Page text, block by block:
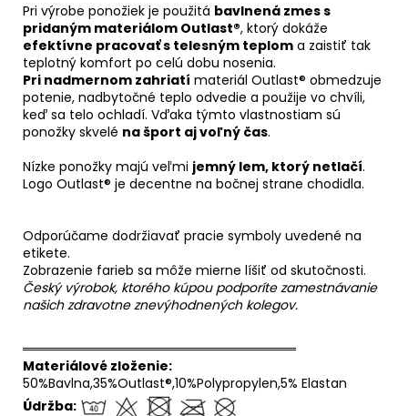
Pri výrobe ponožiek je použitá bavlnená zmes s
pridaným materiálom Outlast®, ktorý dokáže
efektívne pracovať s telesným teplom a zaistiť tak
teplotný komfort po celú dobu nosenia.
Pri nadmernom zahriatí materiál Outlast® obmedzuje
potenie, nadbytočné teplo odvedie a použije vo chvíli,
keď sa telo ochladí. Vďaka týmto vlastnostiam sú
ponožky skvelé na šport aj voľný čas.
Nízke ponožky majú veľmi jemný lem, ktorý netlačí.
Logo Outlast® je decentne na bočnej strane chodidla.
Odporúčame dodržiavať pracie symboly uvedené na
etikete.
Zobrazenie farieb sa môže mierne líšiť od skutočnosti.
Český výrobok, ktorého kúpou podporíte zamestnávanie
našich zdravotne znevýhodnených kolegov.
══════════════════════════════
Materiálové zloženie:
50%Bavlna,35%Outlast®,10%Polypropylen,5% Elastan
Údržba: